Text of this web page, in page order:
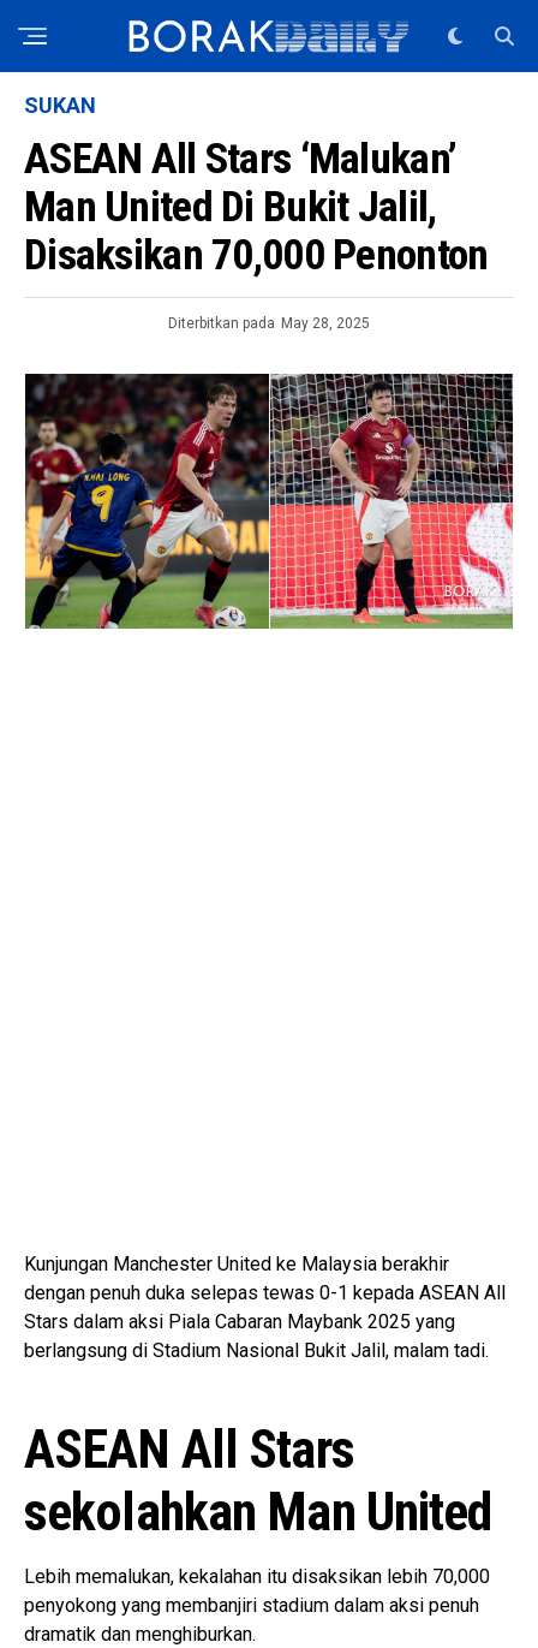
SUKAN
ASEAN All Stars ‘Malukan’
Man United Di Bukit Jalil,
Disaksikan 70,000 Penonton
Diterbitkan pada May 28, 2025
Kunjungan Manchester United ke Malaysia berakhir
dengan penuh duka selepas tewas 0-1 kepada ASEAN All
Stars dalam aksi Piala Cabaran Maybank 2025 yang
berlangsung di Stadium Nasional Bukit Jalil, malam tadi.
ASEAN All Stars
sekolahkan Man United
Lebih memalukan, kekalahan itu disaksikan lebih 70,000
penyokong yang membanjiri stadium dalam aksi penuh
dramatik dan menghiburkan.